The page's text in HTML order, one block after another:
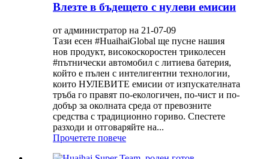
Влезте в бъдещето с нулеви емисии
от администратор на 21-07-09
Тази есен #HuaihaiGlobal ще пусне нашия
нов продукт, високоскоростен триколесен
#пътнически автомобил с литиева батерия,
който е пълен с интелигентни технологии,
които НУЛЕВИТЕ емисии от изпускателната
тръба го правят по-екологичен, по-чист и по-
добър за околната среда от превозните
средства с традиционно гориво. Спестете
разходи и отговаряйте на...
Прочетете повече